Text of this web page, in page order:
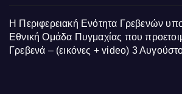
Η Περιφερειακή Ενότητα Γρεβενών
Εθνική Ομάδα Πυγμαχίας που
Γρεβενά – (εικόνες + video) 3